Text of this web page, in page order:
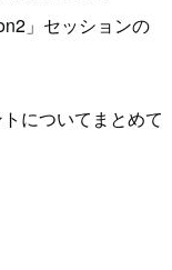
」セッションの
についてまとめて